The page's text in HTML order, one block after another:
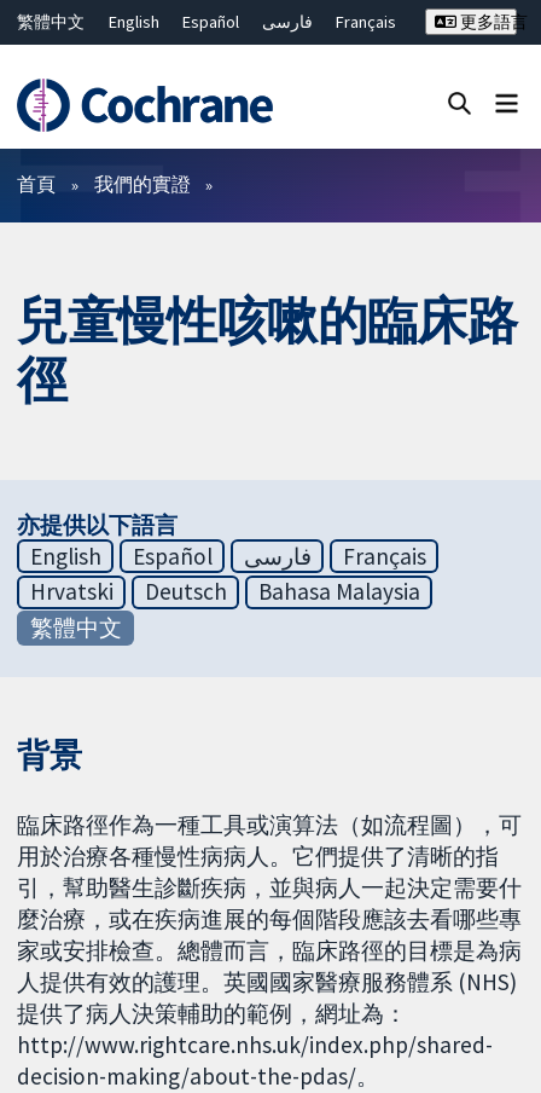
繁體中文 English Español فارسی
Français
ไทย
简体中文
更多語言
篩選條件
首頁 我們的實證
兒童慢性咳嗽的臨床路
徑
亦提供以下語言
English
Español فارسی
Français
Hrvatski
Deutsch
Bahasa Malaysia
繁體中文
背景
臨床路徑作為一種工具或演算法（如流程圖），可
用於治療各種慢性病病人。它們提供了清晰的指
引，幫助醫生診斷疾病，並與病人一起決定需要什
麼治療，或在疾病進展的每個階段應該去看哪些專
家或安排檢查。總體而言，臨床路徑的目標是為病
人提供有效的護理。英國國家醫療服務體系 (NHS)
提供了病人決策輔助的範例，網址為：
http://www.rightcare.nhs.uk/index.php/shared-
decision-making/about-the-pdas/。